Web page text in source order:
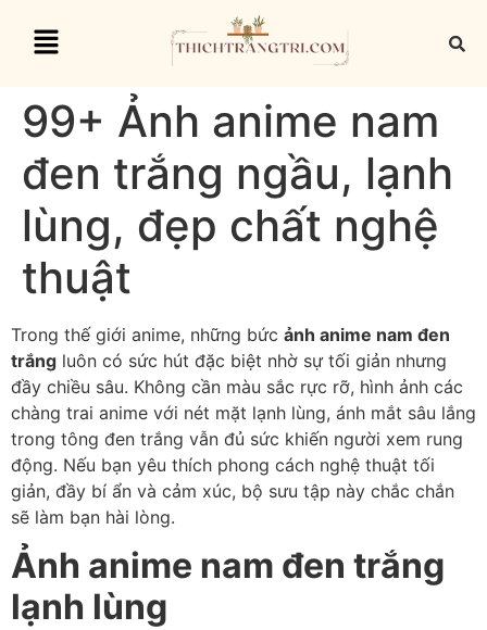
99+ Ảnh anime nam
đen trắng ngầu, lạnh
lùng, đẹp chất nghệ
thuật
Trong thế giới anime, những bức ảnh anime nam đen
trắng luôn có sức hút đặc biệt nhờ sự tối giản nhưng
đầy chiều sâu. Không cần màu sắc rực rỡ, hình ảnh các
chàng trai anime với nét mặt lạnh lùng, ánh mắt sâu lắng
trong tông đen trắng vẫn đủ sức khiến người xem rung
động. Nếu bạn yêu thích phong cách nghệ thuật tối
giản, đầy bí ẩn và cảm xúc, bộ sưu tập này chắc chắn
sẽ làm bạn hài lòng.
Ảnh anime nam đen trắng
lạnh lùng